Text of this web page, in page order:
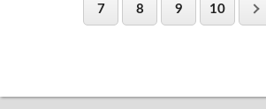
7 8 9 10